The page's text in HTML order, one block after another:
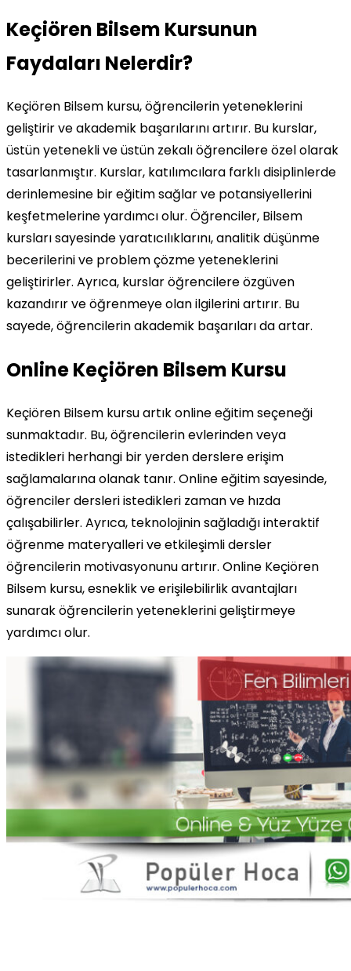
Keçiören Bilsem Kursunun
Faydaları Nelerdir?
Keçiören Bilsem kursu, öğrencilerin yeteneklerini
geliştirir ve akademik başarılarını artırır. Bu kurslar,
üstün yetenekli ve üstün zekalı öğrencilere özel olarak
tasarlanmıştır. Kurslar, katılımcılara farklı disiplinlerde
derinlemesine bir eğitim sağlar ve potansiyellerini
keşfetmelerine yardımcı olur. Öğrenciler, Bilsem
kursları sayesinde yaratıcılıklarını, analitik düşünme
becerilerini ve problem çözme yeteneklerini
geliştirirler. Ayrıca, kurslar öğrencilere özgüven
kazandırır ve öğrenmeye olan ilgilerini artırır. Bu
sayede, öğrencilerin akademik başarıları da artar.
Online Keçiören Bilsem Kursu
Keçiören Bilsem kursu artık online eğitim seçeneği
sunmaktadır. Bu, öğrencilerin evlerinden veya
istedikleri herhangi bir yerden derslere erişim
sağlamalarına olanak tanır. Online eğitim sayesinde,
öğrenciler dersleri istedikleri zaman ve hızda
çalışabilirler. Ayrıca, teknolojinin sağladığı interaktif
öğrenme materyalleri ve etkileşimli dersler
öğrencilerin motivasyonunu artırır. Online Keçiören
Bilsem kursu, esneklik ve erişilebilirlik avantajları
sunarak öğrencilerin yeteneklerini geliştirmeye
yardımcı olur.